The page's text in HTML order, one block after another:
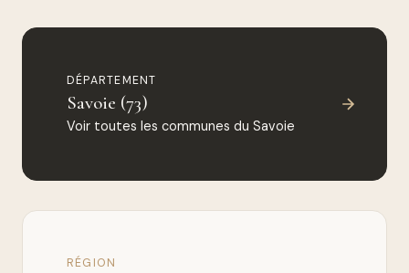
DÉPARTEMENT
Savoie (73)
Voir toutes les communes du Savoie
RÉGION